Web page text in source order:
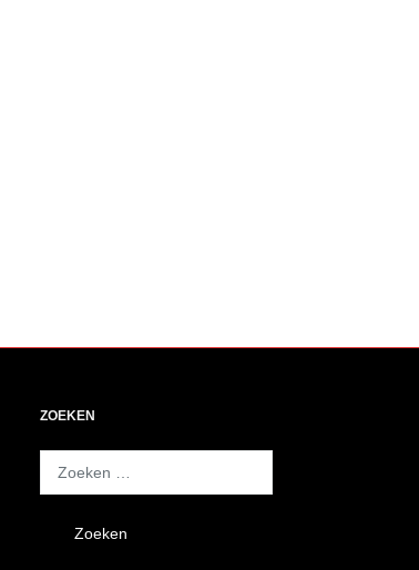
ZOEKEN